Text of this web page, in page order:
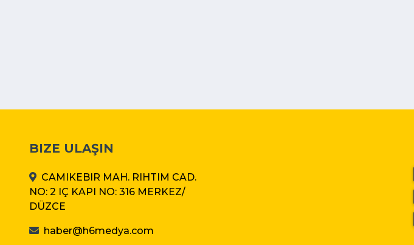
BIZE ULAŞIN
CAMIKEBIR MAH. RIHTIM CAD.
NO: 2 IÇ KAPI NO: 316 MERKEZ/
DÜZCE
haber@h6medya.com